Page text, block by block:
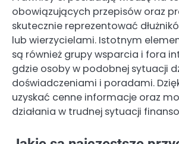
obowiązujących przepisów oraz
skutecznie reprezentować
lub wierzycielami. Istotnym
są również grupy wsparcia i fora
gdzie osoby w podobnej sytuacji
doświadczeniami i poradami.
uzyskać cenne informacje oraz
działania w trudnej sytuacji